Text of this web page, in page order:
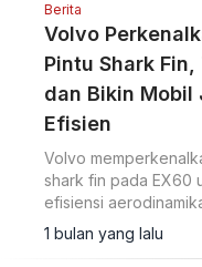
Berita
Volvo
Pintu Shark
dan Bikin Mobil
Efisien
Volvo
shark fin pada EX60
efisiensi
ini diklaim lebih
digunakan.
1 bulan yang lalu